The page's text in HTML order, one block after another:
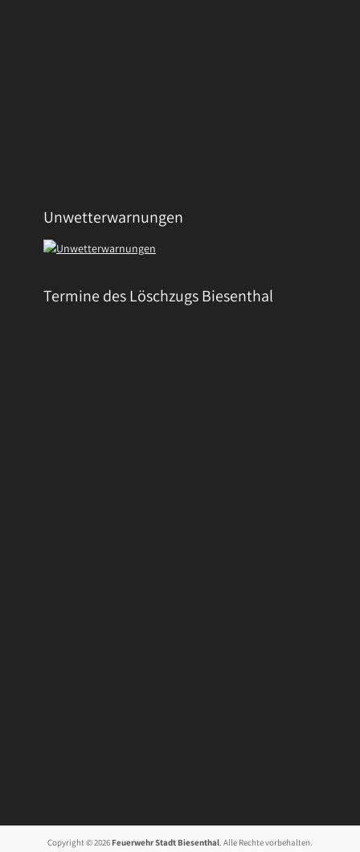
Unwetterwarnungen
Termine des Löschzugs Biesenthal
Copyright © 2026 Feuerwehr Stadt Biesenthal. Alle Rechte vorbehalten.